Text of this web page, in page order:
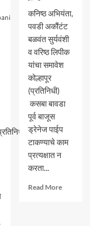
कनिष्ठ अभियंता,
पवडी अकौंटंट
बळवंत सुर्यवंशी
व वरिष्ठ लिपीक
यांचा समावेश
कोल्हापूर
(प्रतिनिधी)
कसबा बावडा
पूर्व बाजूस
ड्रेनेज पाईप
टाकण्याचे काम
प्रत्यक्षात न
करता...
Read MoreRead